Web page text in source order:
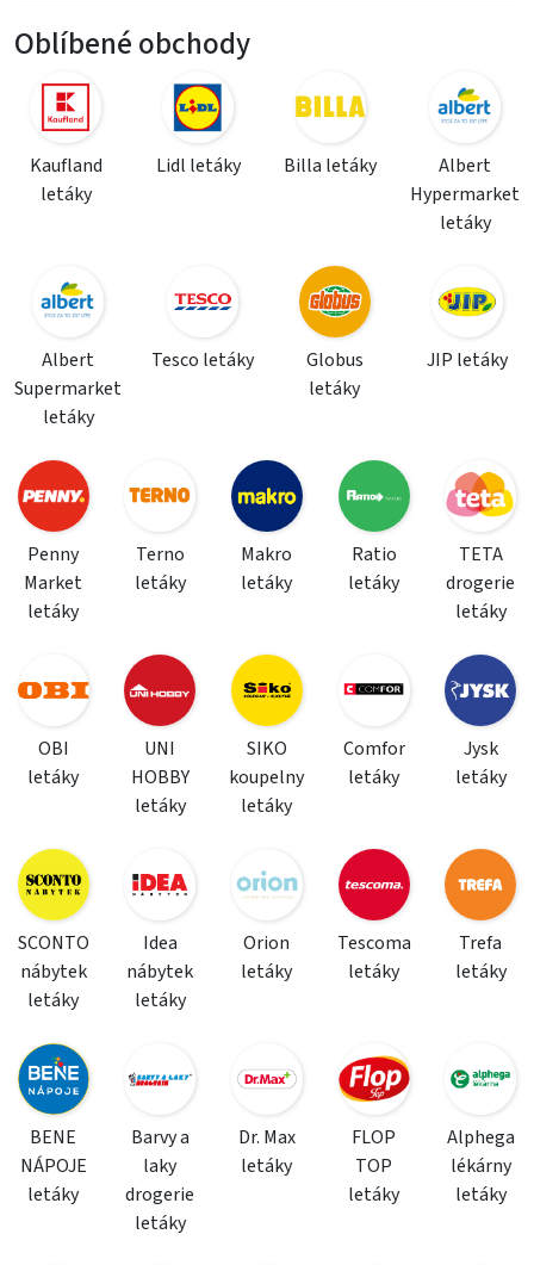
Oblíbené obchody
Kaufland
letáky
Lidl letáky Billa letáky
Albert
Hypermarket
letáky
Albert
Supermarket
letáky
Tesco letáky
Globus
letáky
JIP letáky
Penny
Market
letáky
Terno
letáky
Makro
letáky
Ratio
letáky
TETA
drogerie
letáky
OBI
letáky
UNI
HOBBY
letáky
SIKO
koupelny
letáky
Comfor
letáky
Jysk
letáky
SCONTO
nábytek
letáky
Idea
nábytek
letáky
Orion
letáky
Tescoma
letáky
Trefa
letáky
BENE
NÁPOJE
letáky
Barvy a
laky
drogerie
letáky
Dr. Max
letáky
FLOP
TOP
letáky
Alphega
lékárny
letáky